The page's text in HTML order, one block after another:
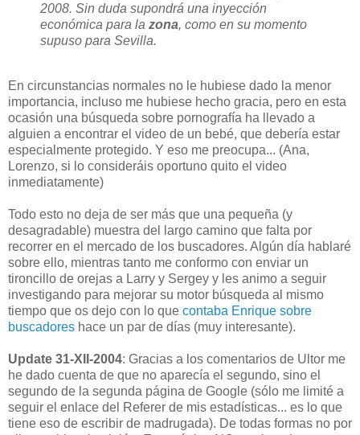
2008. Sin duda supondrá una inyección
económica para la zona, como en su momento
supuso para Sevilla.
En circunstancias normales no le hubiese dado la menor
importancia, incluso me hubiese hecho gracia, pero en esta
ocasión una búsqueda sobre pornografía ha llevado a
alguien a encontrar el video de un bebé, que debería estar
especialmente protegido. Y eso me preocupa... (Ana,
Lorenzo, si lo consideráis oportuno quito el video
inmediatamente)
Todo esto no deja de ser más que una pequeña (y
desagradable) muestra del largo camino que falta por
recorrer en el mercado de los buscadores. Algún día hablaré
sobre ello, mientras tanto me conformo con enviar un
tironcillo de orejas a Larry y Sergey y les animo a seguir
investigando para mejorar su motor búsqueda al mismo
tiempo que os dejo con lo que contaba Enrique sobre
buscadores hace un par de días (muy interesante).
Update 31-XII-2004: Gracias a los comentarios de Ultor me
he dado cuenta de que no aparecía el segundo, sino el
segundo de la segunda página de Google (sólo me limité a
seguir el enlace del Referer de mis estadísticas... es lo que
tiene eso de escribir de madrugada). De todas formas no por